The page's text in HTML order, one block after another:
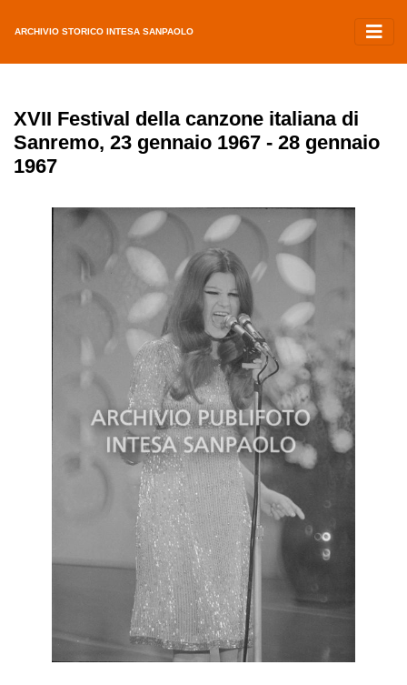
ARCHIVIO STORICO INTESA SANPAOLO
XVII Festival della canzone italiana di
Sanremo, 23 gennaio 1967 - 28 gennaio
1967